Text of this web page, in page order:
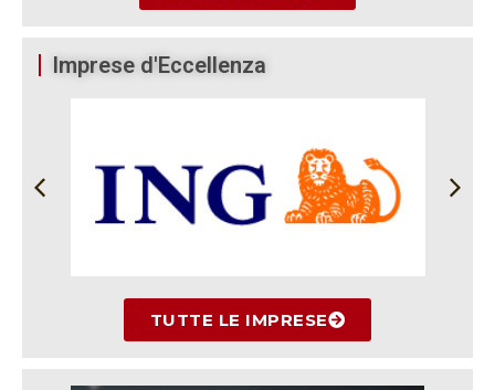
Imprese d'Eccellenza
TUTTE LE IMPRESE